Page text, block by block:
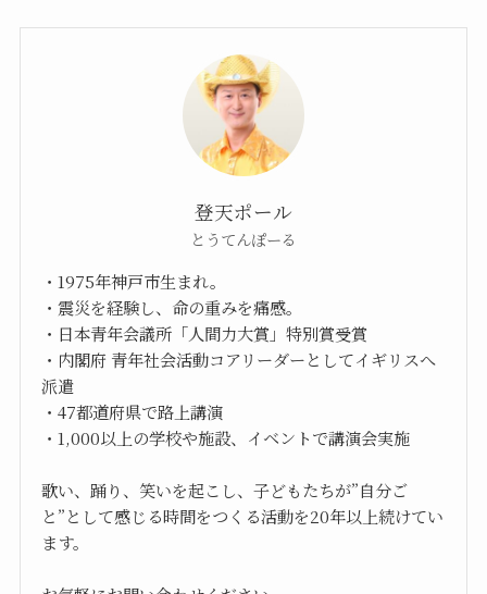
登天ポール
とうてんぽーる
・1975年神戸市生まれ。
・震災を経験し、命の重みを痛感。
・日本青年会議所「人間力大賞」特別賞受賞
・内閣府 青年社会活動コアリーダーとしてイギリスへ
派遣
・47都道府県で路上講演
・1,000以上の学校や施設、イベントで講演会実施
歌い、踊り、笑いを起こし、子どもたちが”自分ご
と”として感じる時間をつくる活動を20年以上続けてい
ます。